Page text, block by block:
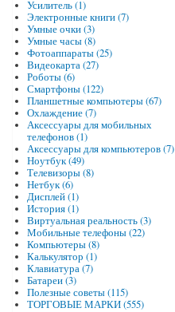
Усилитель (1)
Электронные книги (7)
Умные очки (3)
Умные часы (8)
Фотоаппараты (25)
Видеокарта (27)
Роботы (6)
Смартфоны (122)
Планшетные компьютеры (67)
Охлаждение (7)
Аксессуары для мобильных
телефонов (1)
Аксессуары для компьютеров (7)
Ноутбук (49)
Телевизоры (8)
Нетбук (6)
Дисплей (1)
История (1)
Виртуальная реальность (3)
Мобильные телефоны (22)
Компьютеры (8)
Калькулятор (1)
Клавиатура (7)
Батареи (3)
Полезные советы (115)
ТОРГОВЫЕ МАРКИ (555)